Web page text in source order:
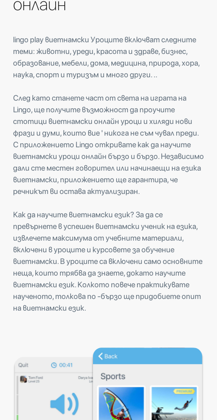
lingo play виетнамски Уроците включват следните
теми: животни, уреди, красота и здраве, бизнес,
образование, мебели, дома, медицина, природа, хора,
наука, спорт и туризъм и много други. ..
След като станете част от света на играта на
Lingo, ще получите възможност да проучите
стотици виетнамски онлайн уроци и хиляди нови
фрази и думи, които вие ' никога не съм чувал преди.
С приложението Lingo откривате как да научите
виетнамски уроци онлайн бързо и бързо. Независимо
дали сте местен говорител или начинаещи на езика
виетнамски, приложението ще гарантира, че
речникът ви остава актуализиран.
Как да научите виетнамски език? За да се
превърнете в успешен виетнамски ученик на езика,
извлечете максимума от учебните материали,
включени в уроците и курсовете за обучение
виетнамски. В уроците са включени само основните
неща, които трябва да знаете, докато научите
виетнамски език. Колкото повече практикувате
наученото, толкова по -бързо ще придобиете опит
на виетнамски език.